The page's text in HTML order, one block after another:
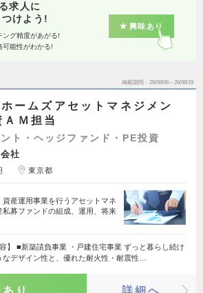
求人に
けよう!
ング精度があがる!
可能性がわかる!
興味あり
掲載期間 26/08/06～26/08/19
ホームズアセットマネジメン
ＡＭ担当
ト・ヘッジファンド・PE投資
社
東京都
産運用事業を行うアセットマネ
募ファンドの組成、運用、将来
容】 ■新築請負事業 ・戸建住宅事業 ずっと暮らし続け
デザイン性と、優れた耐火性・耐震性…
り 詳細へ